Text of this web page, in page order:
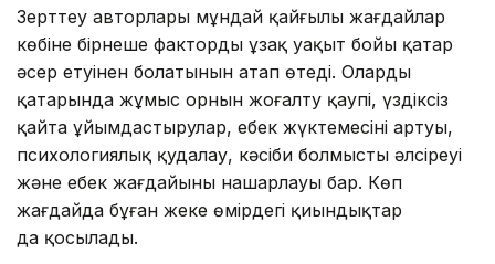
Зерттеу авторлары мұндай қайғылы жағдайлар
көбіне бірнеше фактордың ұзақ уақыт бойы қатар
әсер етуінен болатынын атап өтеді. Олардың
қатарында жұмыс орнын жоғалту қаупі, үздіксіз
қайта ұйымдастырулар, еңбек жүктемесінің артуы,
психологиялық қудалау, кәсіби болмыстың әлсіреуі
және еңбек жағдайының нашарлауы бар. Көп
жағдайда бұған жеке өмірдегі қиындықтар
да қосылады.